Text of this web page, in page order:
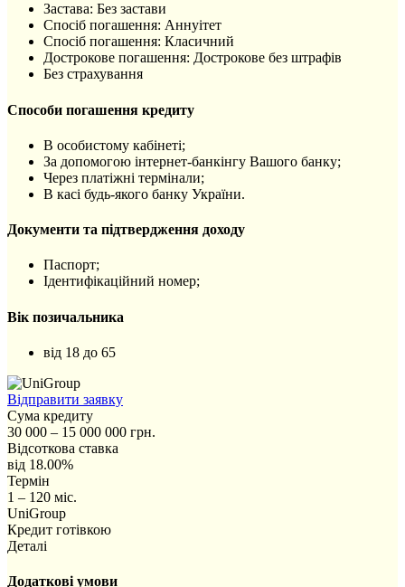
Застава: Без застави
Спосіб погашення: Aннуітет
Спосіб погашення: Класичний
Дострокове погашення: Дострокове без штрафів
Без страхування
Способи погашення кредиту
В особистому кабінеті;
За допомогою інтернет-банкінгу Вашого банку;
Через платіжні термінали;
В касі будь-якого банку України.
Документи та підтвердження доходу
Паспорт;
Ідентифікаційний номер;
Вік позичальника
від 18 до 65
Відправити заявку
Сума кредиту
30 000 – 15 000 000 грн.
Відсоткова ставка
від 18.00%
Термін
1 – 120 міс.
UniGroup
Кредит готівкою
Деталі
Додаткові умови